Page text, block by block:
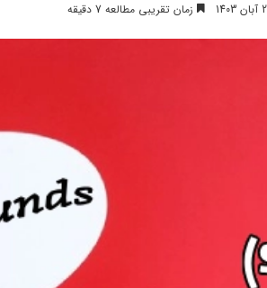
زمان تقریبی مطالعه 7 دقیقه